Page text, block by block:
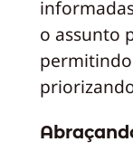
o assunto